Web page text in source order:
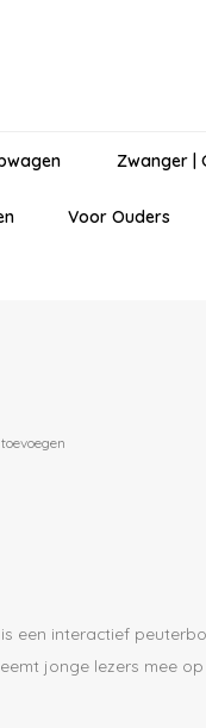
Zwanger |
Voor Ouders
een interactief
jonge lezers mee